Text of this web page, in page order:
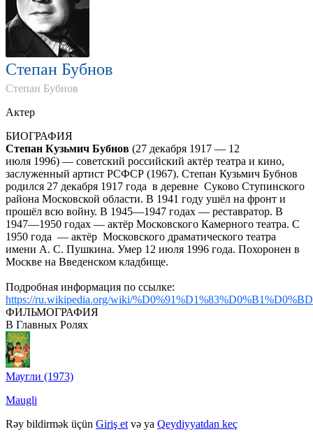
Степан Бубнов
Степан Бубнов
Актер
БИОГРАФИЯ
Степан Кузьмич Бубнов (27 декабря 1917 — 12
июля 1996) — советский российский актёр театра и кино,
заслуженный артист РСФСР (1967). Степан Кузьмич Бубнов
родился 27 декабря 1917 года в деревне Суково Ступинского
района Московской области. В 1941 году ушёл на фронт и
прошёл всю войну. В 1945—1947 годах — реставратор. В
1947—1950 годах — актёр Московского Камерного театра. С
1950 года — актёр Московского драматического театра
имени А. С. Пушкина. Умер 12 июля 1996 года. Похоронен в
Москве на Введенском кладбище.
Подробная информация по ссылке:
https://ru.wikipedia.org/wiki/
ФИЛЬМОГРАФИЯ
В Главных Ролях
Маугли (1973)
Maugli
Rəy bildirmək üçün Giriş et və ya Qeydiyyatdan keç